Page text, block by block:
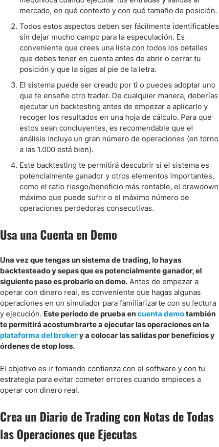
mercado, en qué contexto y con qué tamaño de posición.
Todos estos aspectos deben ser fácilmente identificables
sin dejar mucho campo para la especulación. Es
conveniente que crees una lista con todos los detalles
que debes tener en cuenta antes de abrir o cerrar tu
posición y que la sigas al pie de la letra.
El sistema puede ser creado por ti o puedes adoptar uno
que te enseñe otro trader. De cualquier manera, deberías
ejecutar un backtesting antes de empezar a aplicarlo y
recoger los resultados en una hoja de cálculo. Para que
estos sean concluyentes, es recomendable que el
análisis incluya un gran número de operaciones (en torno
a las 1.000 está bien).
Este backtesting te permitirá descubrir si el sistema es
potencialmente ganador y otros elementos importantes,
como el ratio riesgo/beneficio más rentable, el drawdown
máximo que puede sufrir o el máximo número de
operaciones perdedoras consecutivas.
Usa una Cuenta en Demo
Una vez que tengas un sistema de trading, lo hayas
backtesteado y sepas que es potencialmente ganador, el
siguiente paso es probarlo en demo. Antes de empezar a
operar con dinero real, es conveniente que hagas algunas
operaciones en un simulador para familiarizarte con su lectura
y ejecución. Este período de prueba encuenta demotambién
te permitirá acostumbrarte a ejecutar las operaciones en la
plataforma del brokery a colocar las salidas por beneficios y
órdenes de stop loss.
El objetivo es ir tomando confianza con el software y con tu
estrategia para evitar cometer errores cuando empieces a
operar con dinero real.
Crea un Diario de Trading con Notas de Todas
las Operaciones que Ejecutas